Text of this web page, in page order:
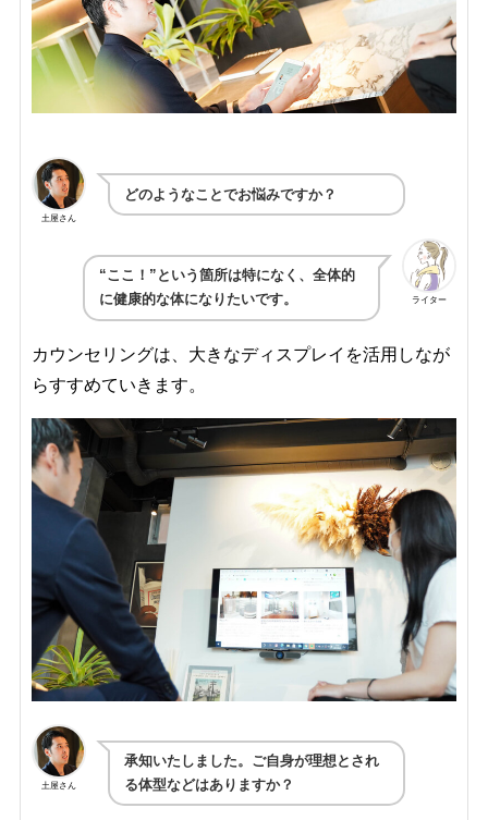
土屋さん
どのようなことでお悩みですか？
ライター
“ここ！”という箇所は特になく、全体的
に健康的な体になりたいです。
カウンセリングは、大きなディスプレイを活用しなが
らすすめていきます。
土屋さん
承知いたしました。ご自身が理想とされ
る体型などはありますか？